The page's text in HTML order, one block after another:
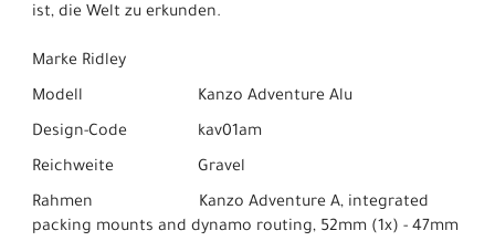
ist, die Welt zu erkunden.
Marke Ridley
Modell Kanzo Adventure Alu
Design-Code kav01am
Reichweite Gravel
Rahmen Kanzo Adventure A, integrated
packing mounts and dynamo routing, 52mm (1x) - 47mm